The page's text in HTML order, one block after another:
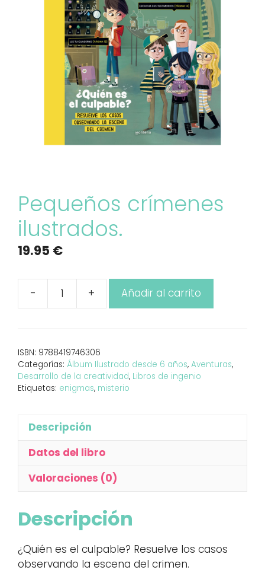
Pequeños crímenes
ilustrados.
19.95 €
-
Pequeños
ilustrados.
+ Añadir al carrito
ISBN: 9788419746306
Categorías: Álbum Ilustrado desde 6 años, Aventuras,
Desarrollo de la creatividad, Libros de ingenio
Etiquetas: enigmas, misterio
Descripción
Datos del libro
Valoraciones (0)
Descripción
¿Quién es el culpable? Resuelve los casos
observando la escena del crimen.